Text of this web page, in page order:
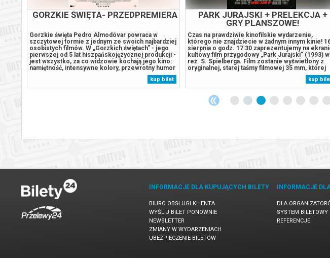
GORZKIE ŚWIĘTA- PRZEDPREMIERA
Gorzkie święta Pedro Almodóvar powraca w
szczytowej formie z jednym ze swoich najbardziej
osobistych filmów. W „Gorzkich świętach” - jego
pierwszej od 5 lat hiszpańskojęzycznej produkcji -
jest wszystko, za co widzowie kochają jego kino:
namiętność, intensywne kolory, przewrotny humor
i pełnokrwiste postaci, które wymykają się
prostym schematom. Na ekranie pojawiają się
aktorzy i aktorki znani z wcześniejszych...
kup bilet
PARK JURAJSKI + PRELEKCJA +
GRY PLANSZOWE!
Czas na prawdziwie kinofilskie wydarzenie,
którego nie znajdziecie w żadnym innym kinie!
sierpnia o godz. 17:30 zaprezentujemy na
kultowy film przygodowy „Park Jurajski” (1993) w
reż. S. Spielberga. Film zostanie wyświetlony z
oryginalnej, starej taśmy filmowej 35 mm, której
stan nie tylko wprowadzi nas w niezwykły klimat,
ale też zapewni dawkę dodatkowych emocji! Czy
wiecie jak prezentuje...
kup
INFORMACJE DLA KUPUJĄCYCH BILETY
BIURO OBSŁUGI KLIENTA
WYŚLIJ BILET PONOWNIE
NEWSLETTER
ZMIANY W WYDARZENIACH
UBEZPIECZENIE BILETÓW
INFORMACJE
DLA
SYSTEM BILETOWY
REFERENCJE